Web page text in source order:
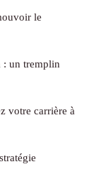
le
: un tremplin
votre carrière à